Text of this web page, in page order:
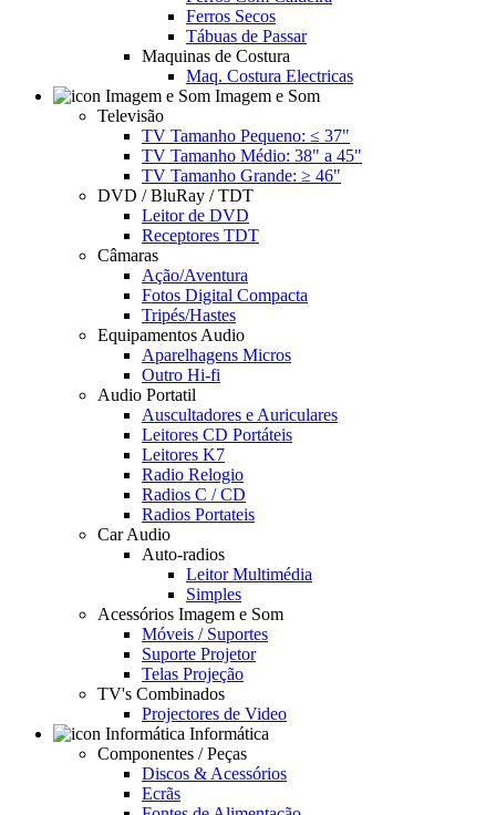
Ferros Secos
Tábuas de Passar
Maquinas de Costura
Maq. Costura Electricas
Imagem e Som
Televisão
TV Tamanho Pequeno: ≤ 37"
TV Tamanho Médio: 38" a 45"
TV Tamanho Grande: ≥ 46"
DVD / BluRay / TDT
Leitor de DVD
Receptores TDT
Câmaras
Ação/Aventura
Fotos Digital Compacta
Tripés/Hastes
Equipamentos Audio
Aparelhagens Micros
Outro Hi-fi
Audio Portatil
Auscultadores e Auriculares
Leitores CD Portáteis
Leitores K7
Radio Relogio
Radios C / CD
Radios Portateis
Car Audio
Auto-radios
Leitor Multimédia
Simples
Acessórios Imagem e Som
Móveis / Suportes
Suporte Projetor
Telas Projeção
TV's Combinados
Projectores de Video
Informática
Componentes / Peças
Discos & Acessórios
Ecrãs